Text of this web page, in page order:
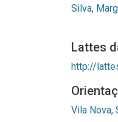
Silva,
Lattes
http://
Vila Nova,